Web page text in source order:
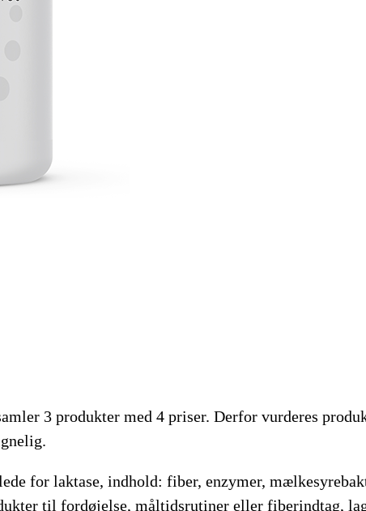
3 produkter med 4 priser. Derfor vurderes
for laktase, indhold: fiber, enzymer,
til fordøjelse, måltidsrutiner eller fiberindtag,